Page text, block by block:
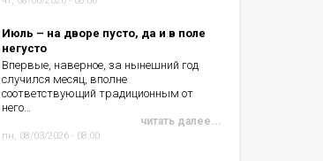
Июль – на дворе пусто, да и в поле
негусто
Впервые, наверное, за нынешний год
случился месяц, вполне
соответствующий традиционным от
него…
читать далее...
пн, 08/03/2026 - 08:00